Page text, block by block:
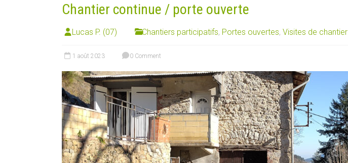
Chantier continue / porte ouverte
Lucas P. (07) Chantiers participatifs, Portes ouvertes, Visites de chantier
1 août 2023 0 Comment